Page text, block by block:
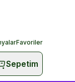
Favoriler
Sepetim